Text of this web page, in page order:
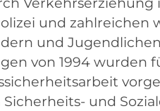
und zahlreichen
und
von 1994 wurden
und